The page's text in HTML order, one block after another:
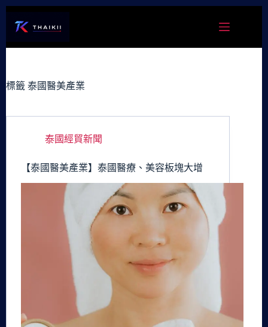
容
標籤 泰國醫美產業
泰國經貿新聞
【泰國醫美產業】泰國醫療、美容板塊大增